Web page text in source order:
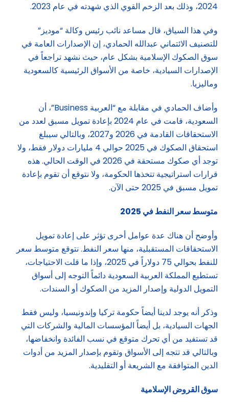
2024، وذلك بعد الزخم القوي الذي شهدته في عام 2023.
وفي هذا السياق، قال مساعد نائب رئيس وكالة “موديز”
للتصنيف الائتماني عبدالله الحمادي، إن الإصدارات العامة في
سوق الصكوك الإسلامية بشكل عام، حيث نشهد تراجعاً في
الإصدارات السيادية، خاصة من الأسواق الرئيسية كالسعودية
وماليزيا.
وأضاف الحمادي في مقابلة مع “العربية Business”، أن
السعودية، قامت في عام 2024 بإعادة تمويل مسبق لعدد من
الاستحقاقات القادمة في 2026 و2027، وبالتالي سيبلغ
استحقاق الصكوك في 2025 حوالي 4 مليارات دولار فقط، ولا
توجد أي صكوك مستحقة في 2026 في الوقت الحالي. هذه
قرارات استراتيجية تتخذها الحكومة، ولا نتوقع أن تقوم بإعادة
تمويل مسبق في 2025 حتى الآن.
متوسط سعر النفط في 2025
وأوضح أن هناك عدة عوامل أخرى تؤثر على إعادة تمويل
الاستحقاقات المستقبلية، منها سعر النفط. نتوقع متوسط سعر
للنفط بحوالي 75 دولاراً في 2025، وإذا ما قلت الاحتياجات،
تستطيع المملكة العربية السعودية دائماً التوجه إلى أسواق
التمويل الدولية وإصدار المزيد من الصكوك أو السندات.
وذكر أنه يوجد لدينا أيضاً حكومة تركيا وإندونيسيا، وليس فقط
الجهات السيادية، بل أيضاً المؤسسات المالية والشركات التي
قد تستفيد من أي تحرك متوقع في نسب الفائدة وانخفاضها،
وبالتالي قد تتجه إلى الأسواق وتقوم بإصدار المزيد من أدوات
الدين المتوافقة مع الشريعة أو التقليدية.
سوق القروض الإسلامية